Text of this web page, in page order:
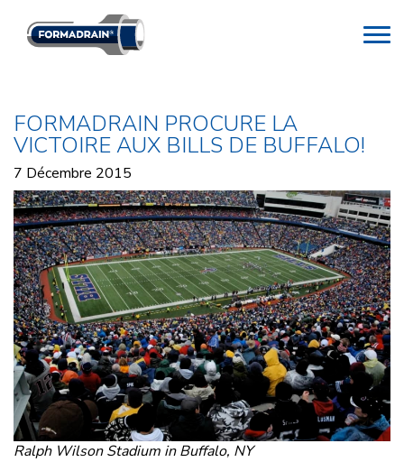
FORMADRAIN PROCURE LA
VICTOIRE AUX BILLS DE BUFFALO!
7 Décembre 2015
Ralph Wilson Stadium in Buffalo, NY